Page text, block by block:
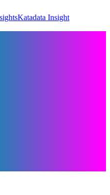
Katadata Insight